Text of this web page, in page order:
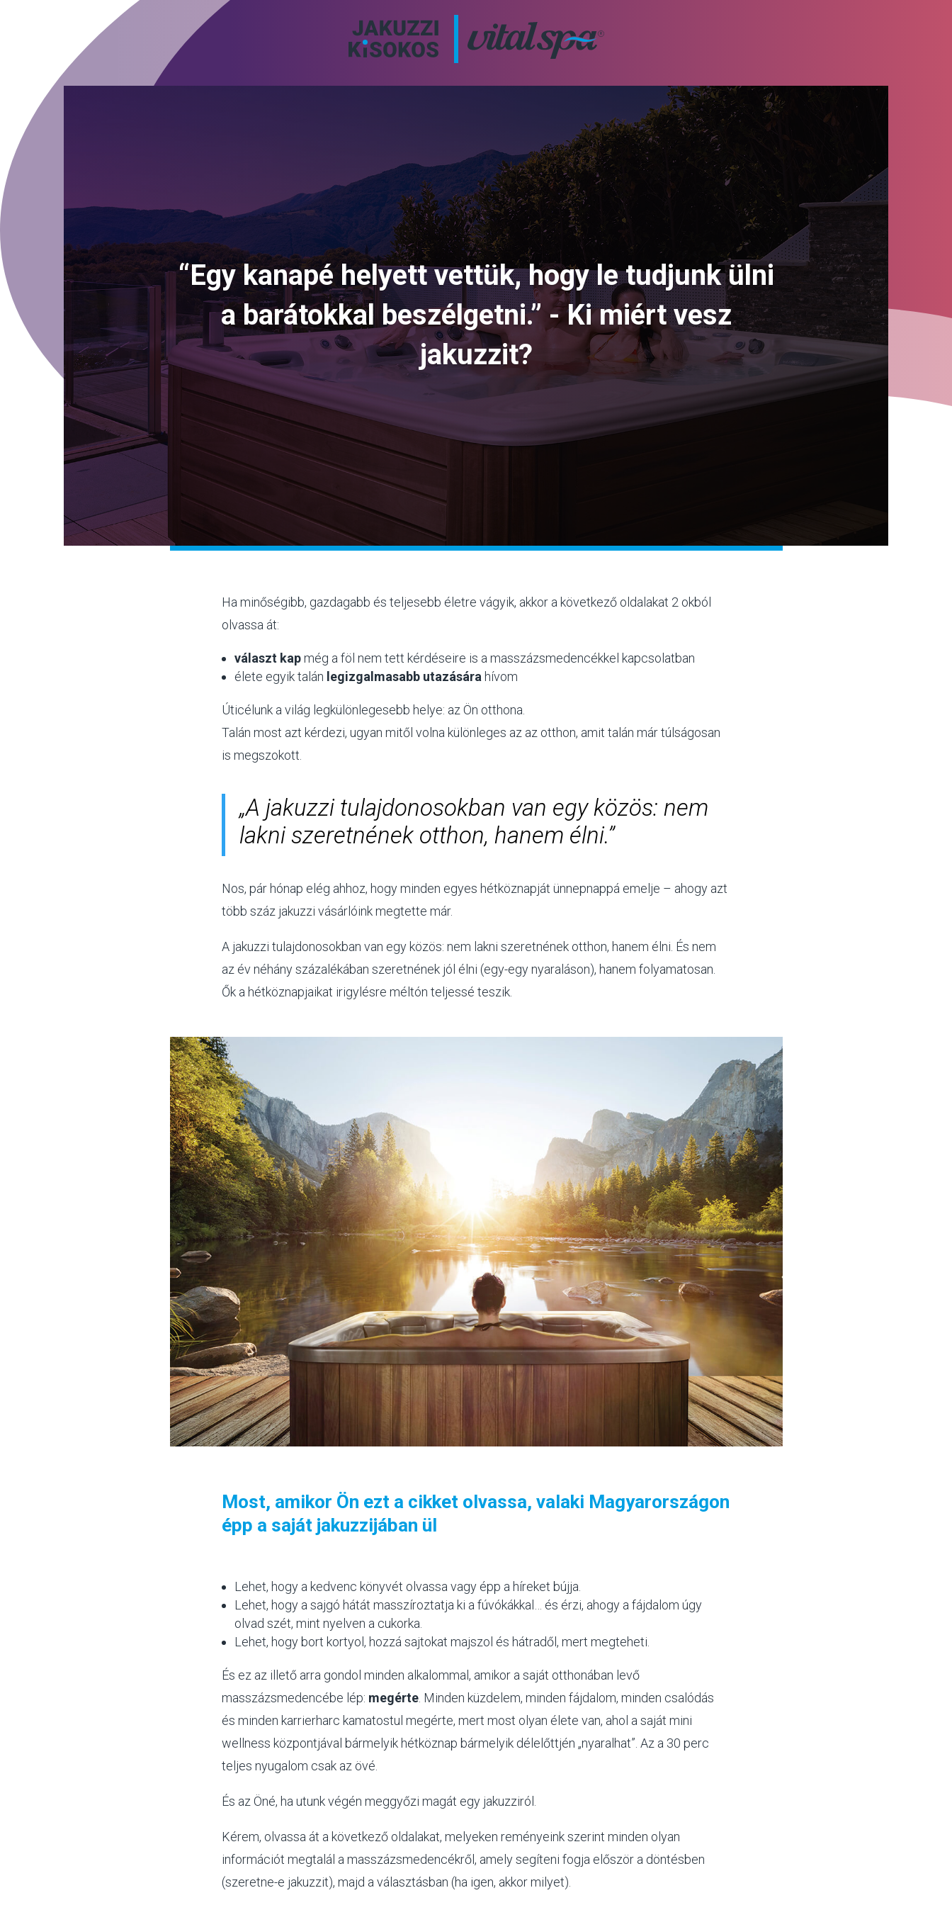
“Egy kanapé helyett vettük, hogy le tudjunk ülni
a barátokkal beszélgetni.” - Ki miért vesz
jakuzzit?
Ha minőségibb, gazdagabb és teljesebb életre vágyik, akkor a következő oldalakat 2 okból
olvassa át:
választ kapmég a föl nem tett kérdéseire is a masszázsmedencékkel kapcsolatban
élete egyik talán legizgalmasabb utazására hívom
Úticélunk a világ legkülönlegesebb helye: az Ön otthona.
Talán most azt kérdezi, ugyan mitől volna különleges az az otthon, amit talán már túlságosan
is megszokott.
„A jakuzzi tulajdonosokban van egy közös: nem
lakni szeretnének otthon, hanem élni.”
Nos, pár hónap elég ahhoz, hogy minden egyes hétköznapját ünnepnappá emelje – ahogy azt
több száz jakuzzi vásárlóink megtette már.
A jakuzzi tulajdonosokban van egy közös: nem lakni szeretnének otthon, hanem élni. És nem
az év néhány százalékában szeretnének jól élni (egy-egy nyaraláson), hanem folyamatosan.
Ők a hétköznapjaikat irigylésre méltón teljessé teszik.
Most, amikor Ön ezt a cikket olvassa, valaki Magyarországon
épp a saját jakuzzijában ül
Lehet, hogy a kedvenc könyvét olvassa vagy épp a híreket bújja.
Lehet, hogy a sajgó hátát masszíroztatja ki a fúvókákkal… és érzi, ahogy a fájdalom úgy
olvad szét, mint nyelven a cukorka.
Lehet, hogy bort kortyol, hozzá sajtokat majszol és hátradől, mert megteheti.
És ez az illető arra gondol minden alkalommal, amikor a saját otthonában levő
masszázsmedencébe lép: megérte. Minden küzdelem, minden fájdalom, minden csalódás
és minden karrierharc kamatostul megérte, mert most olyan élete van, ahol a saját mini
wellness központjával bármelyik hétköznap bármelyik délelőttjén „nyaralhat”. Az a 30 perc
teljes nyugalom csak az övé.
És az Öné, ha utunk végén meggyőzi magát egy jakuzziról.
Kérem, olvassa át a következő oldalakat, melyeken reményeink szerint minden olyan
információt megtalál a masszázsmedencékről, amely segíteni fogja először a döntésben
(szeretne-e jakuzzit), majd a választásban (ha igen, akkor milyet).